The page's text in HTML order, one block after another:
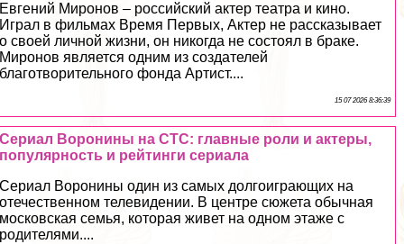
Евгений Миронов – российский актер театра и кино.
Играл в фильмах Время Первых, Актер не рассказывает
о своей личной жизни, он никогда не состоял в бpaке.
Миронов является одним из создателей
благотворительного фонда Артист....
15 07 2026 8:36:39
Сериал Воронины на СТС: главные роли и актеры,
популярность и рейтинги сериала
Сериал Воронины один из самых долгоиграющих на
отечественном телевидении. В центре сюжета обычная
московская семья, которая живет на одном этаже с
родителями....